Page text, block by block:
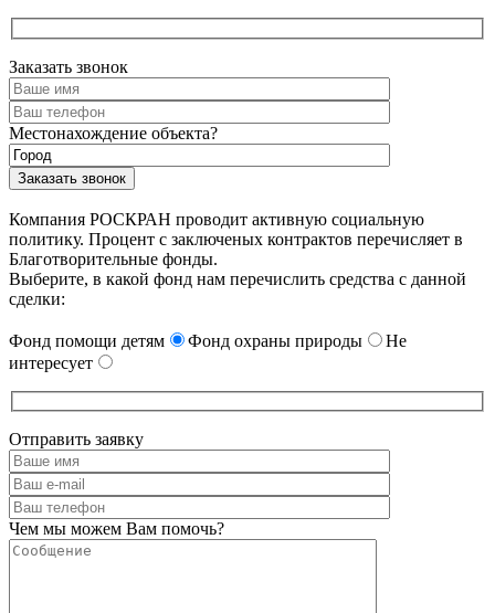
Заказать звонок
Местонахождение объекта?
Компания РОСКРАН проводит активную социальную
политику. Процент с заключеных контрактов перечисляет в
Благотворительные фонды.
Выберите, в какой фонд нам перечислить средства с данной
сделки:
Фонд помощи детям Фонд охраны природы
Не
интересует
Отправить заявку
Чем мы можем Вам помочь?